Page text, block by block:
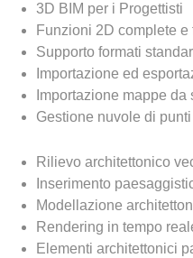
3D BIM per i Progettisti
Funzioni 2D complete e
Supporto formati
Importazione ed
Importazione mappe
Gestione nuvole di punti
Rilievo architettonico
Inserimento
Modellazione
Rendering in tempo
Elementi architettonici